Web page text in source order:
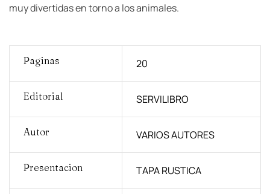
muy divertidas en torno a los animales.
Paginas 20
Editorial SERVILIBRO
Autor VARIOS AUTORES
Presentacion TAPA RUSTICA